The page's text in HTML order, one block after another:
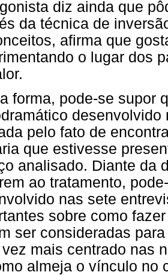
diz ainda que
da técnica de
afirma que
o lugar dos
forma, pode-se supor
pelo fato de
que estivesse
analisado. Diante da
ao tratamento,
nas sete
sobre como
ser consideradas
mais centrado nas
almeja o vínculo no